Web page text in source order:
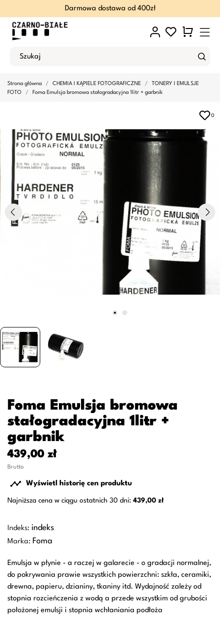
Darmowa dostawa od 400zł
Strona główna CHEMIA I KĄPIELE FOTOGRAFICZNE
TONERY I EMULSJE
FOTO
Foma Emulsja bromowa stałogradacyjna 1litr + garbnik
0
Foma Emulsja bromowa
stałogradacyjna 1litr +
garbnik
439,00 zł
Brutto
 Wyświetl historię cen produktu
Najniższa cena w ciągu ostatnich 30 dni: 439,00 zł
Indeks: indeks
Marka: Foma
Emulsja w płynie - a raczej w galarecie - o gradacji normalnej,
do pokrywania prawie wszystkich powierzchni: szkła, ceramiki,
drewna, papieru, dzianiny, tkaniny itd. Wydajność zależy od
stopnia rozcieńczenia z wodą a przede wszystkim od grubości
położonej emulsji i stopnia wchłaniania podłoża